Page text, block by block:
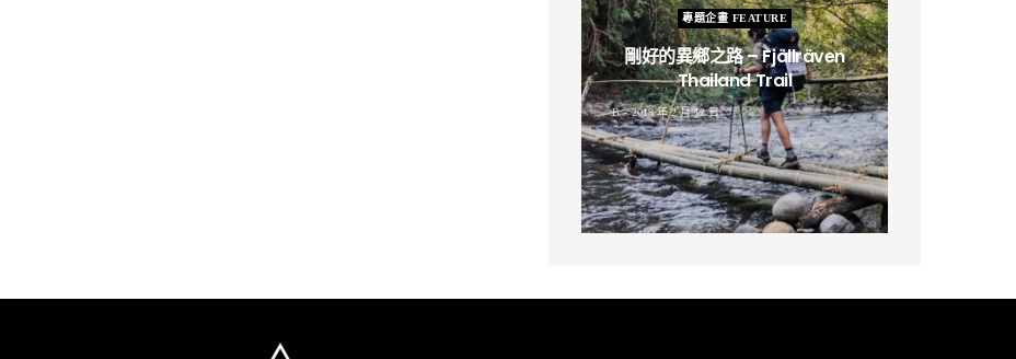
專題企畫 FEATURE
剛好的異鄉之路 – Fjällräven
Thailand Trail
B 2019 年 2 月 12 日